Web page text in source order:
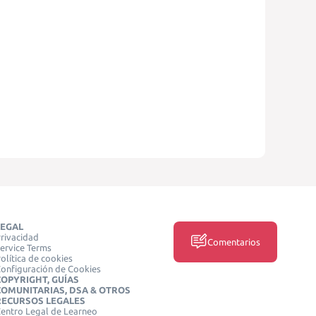
Terms
de cookies
de Cookies
GUÍAS
DSA & OTROS
LEGALES
Legal de Learneo
Comentarios